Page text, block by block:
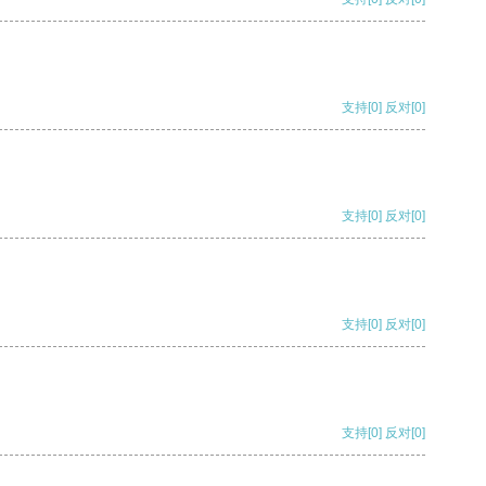
支持[0] 反对[0]
支持[0] 反对[0]
支持[0] 反对[0]
支持[0] 反对[0]